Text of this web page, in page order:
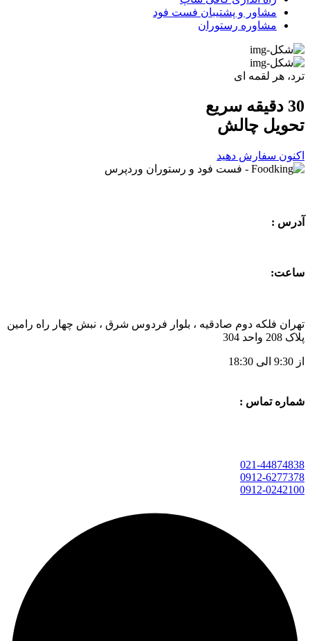
مشاور و پشتیبان فست فود
مشاوره رستوران
ترد، هر لقمه ای
30 دقیقه سریع
تحویل چالش
اکنون سفارش دهید
آدرس :
ساعت:
تهران فلکه دوم صادقیه ، بلوار فردوس شرق ، نبش چهار راه رامین
پلاک 208 واحد 304
از 9:30 الی 18:30
شماره تماس :
021-44874838
0912-6277378
0912-0242100